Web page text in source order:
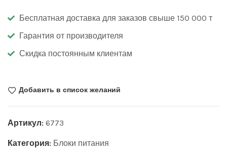
Бесплатная доставка для заказов свыше 150 000 т
Гарантия от производителя
Скидка постоянным клиентам
Добавить в список желаний
Артикул: 6773
Категория: Блоки питания